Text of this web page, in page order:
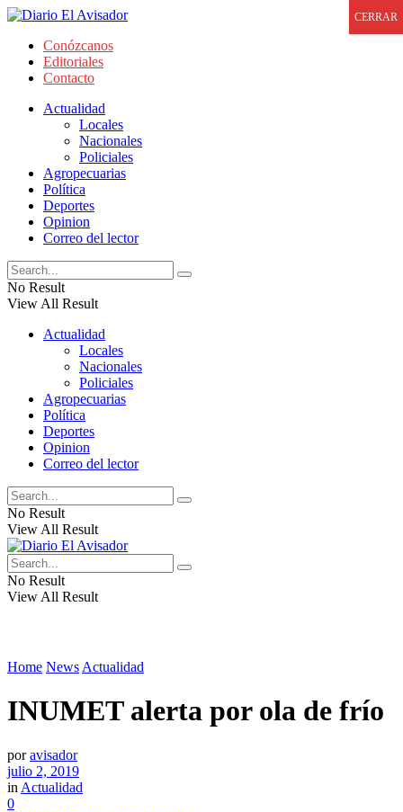
Conózcanos
Editoriales
Contacto
Actualidad
Locales
Nacionales
Policiales
Agropecuarias
Política
Deportes
Opinion
Correo del lector
No Result
View All Result
Actualidad
Locales
Nacionales
Policiales
Agropecuarias
Política
Deportes
Opinion
Correo del lector
No Result
View All Result
No Result
View All Result
Home News Actualidad
INUMET alerta por ola de frío
por avisador
julio 2, 2019
in Actualidad
0
CERRAR